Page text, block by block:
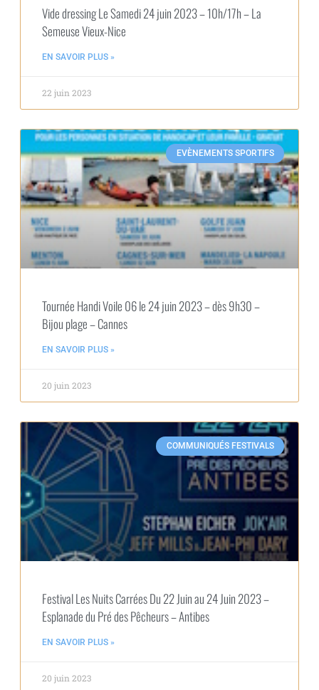
Vide dressing Le Samedi 24 juin 2023 – 10h/17h – La
Semeuse Vieux-Nice
EN SAVOIR PLUS »
22 juin 2023
EVÈNEMENTS SPORTIFS
Tournée Handi Voile 06 le 24 juin 2023 – dès 9h30 –
Bijou plage – Cannes
EN SAVOIR PLUS »
20 juin 2023
COMMUNIQUÉS FESTIVALS
Festival Les Nuits Carrées Du 22 Juin au 24 Juin 2023 –
Esplanade du Pré des Pêcheurs – Antibes
EN SAVOIR PLUS »
20 juin 2023